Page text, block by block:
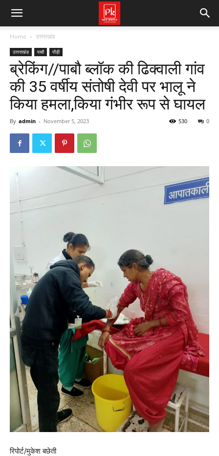
Home उत्तराखंड
उत्तराखंड पाबौ पौड़ी
ब्रेकिंग//पाबौ ब्लॉक की ढिक्वाली गांव
की 35 वर्षीय संतोषी देवी पर भालू ने
किया हमला,किया गंभीर रूप से घायल
By admin - November 5, 2023 0
530
रिपोर्ट/मुकेश बछेती